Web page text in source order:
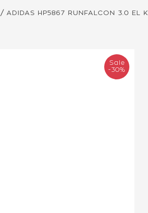
ADIDAS HP5867 RUNFALCON 3.0 EL K
Sale
-30%